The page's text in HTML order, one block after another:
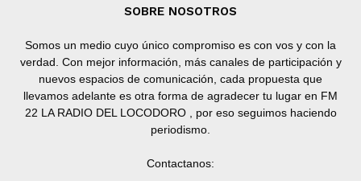
SOBRE NOSOTROS
Somos un medio cuyo único compromiso es con vos y con la
verdad. Con mejor información, más canales de participación y
nuevos espacios de comunicación, cada propuesta que
llevamos adelante es otra forma de agradecer tu lugar en FM
22 LA RADIO DEL LOCODORO , por eso seguimos haciendo
periodismo.
Contactanos: